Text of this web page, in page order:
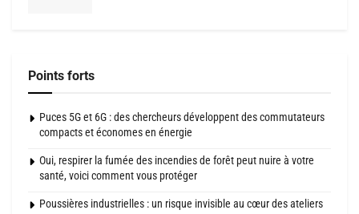
Points forts
Puces 5G et 6G : des chercheurs développent des commutateurs
compacts et économes en énergie
Oui, respirer la fumée des incendies de forêt peut nuire à votre
santé, voici comment vous protéger
Poussières industrielles : un risque invisible au cœur des ateliers